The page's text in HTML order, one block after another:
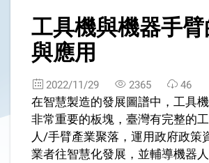
工具機與機器手
與應用
2022/11/29 2365 46
在智慧製造的發展圖譜中，工具
非常重要的板塊，臺灣有完整的
人/手臂產業聚落，運用政府政策
業者往智慧化發展，並輔導機器